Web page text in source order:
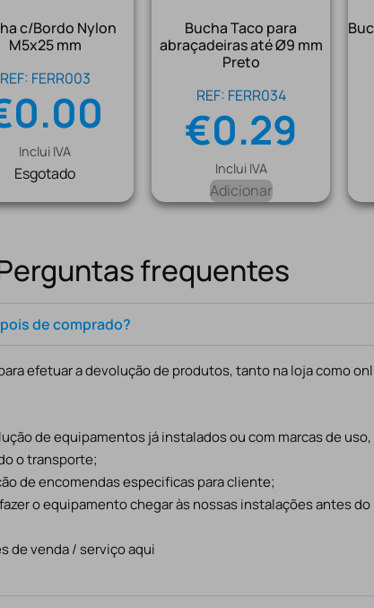
c/Bordo Nylon
M5x25 mm
REF: FERR003
0.00
Inclui IVA
Esgotado
Bucha Taco para
abraçadeiras até Ø9 mm
Preto
REF: FERR034
€0.29
Inclui IVA
Adicionar
frequentes
de comprado?
efetuar a devolução de produtos, tanto na loja como
de equipamentos já instalados ou com marcas de
o transporte;
de encomendas especificas para cliente;
o equipamento chegar às nossas instalações antes
de venda / serviço aqui